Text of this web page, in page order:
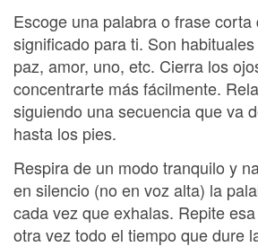
Escoge una palabra o frase corta
significado para ti. Son
paz, amor, uno, etc. Cierra los
concentrarte más fácilmente.
siguiendo una secuencia que va
hasta los pies.
Respira de un modo tranquilo y
en silencio (no en voz alta) la
cada vez que exhalas. Repite
otra vez todo el tiempo que dure